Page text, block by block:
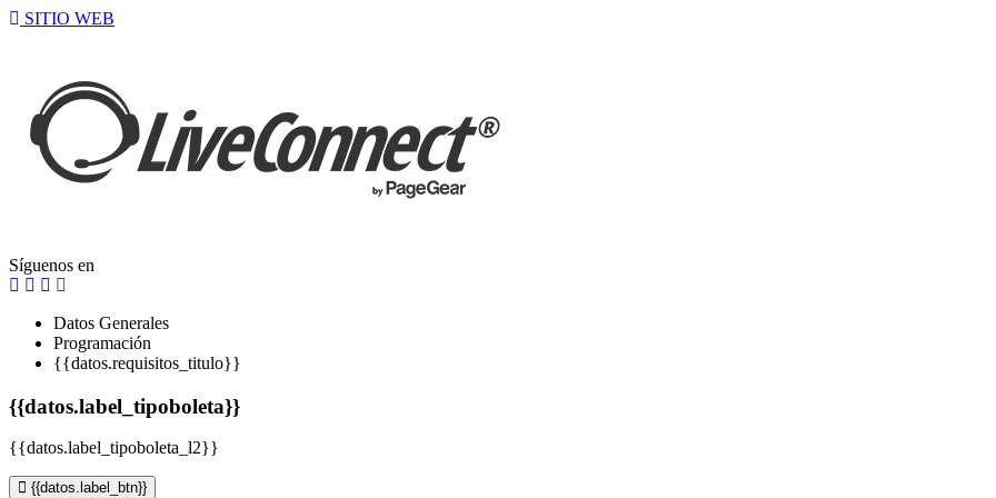
SITIO WEB
Síguenos en
Datos Generales
Programación
{{datos.requisitos_titulo}}
{{datos.label_tipoboleta}}
{{datos.label_tipoboleta_l2}}
{{datos.label_btn}}